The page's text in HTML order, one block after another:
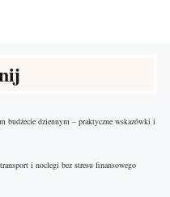
budżecie dziennym – praktyczne wskazówki i
i noclegi bez stresu finansowego